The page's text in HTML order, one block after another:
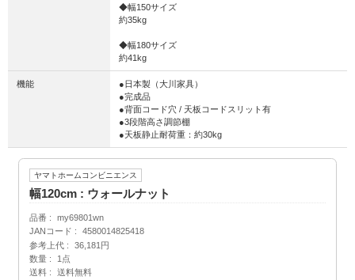
◆幅150サイズ
約35kg
◆幅180サイズ
約41kg
機能
●日本製（大川家具）
●完成品
●背面コード穴 / 天板コードスリット有
●3段階高さ調節棚
●天板静止耐荷重：約30kg
ヤマトホームコンビニエンス
幅120cm : ウォールナット
品番
my69801wn
JANコード
4580014825418
参考上代
36,181円
数量
1点
送料
送料無料